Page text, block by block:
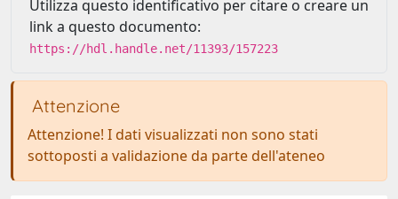
Utilizza questo identificativo per citare o creare un
link a questo documento:
https://hdl.handle.net/11393/157223
Attenzione
Attenzione! I dati visualizzati non sono stati
sottoposti a validazione da parte dell'ateneo